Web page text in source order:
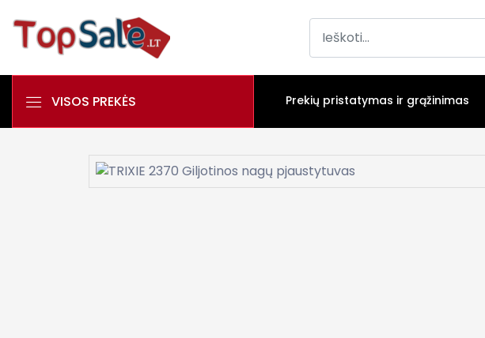
VISOS PREKĖS Prekių pristatymas ir grąžinimas